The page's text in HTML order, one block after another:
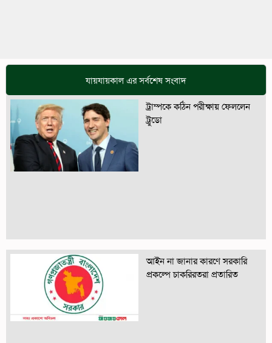
যায়যায়কাল এর সর্বশেষ সংবাদ
ট্রাম্পকে কঠিন পরীক্ষায় ফেললেন
ট্রুডো
আইন না জানার কারণে সরকারি
প্রকল্পে চাকরিরতরা প্রতারিত